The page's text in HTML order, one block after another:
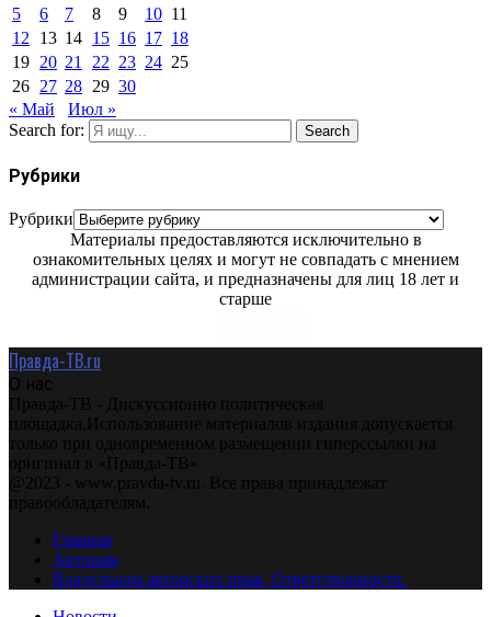
5
6 7 8 9 10 11
12
13 14 15 16 17 18
19 20 21 22 23 24 25
26 27 28 29 30
« Май
Июл »
Search for:
Search
Рубрики
Рубрики
Материалы предоставляются исключительно в
ознакомительных целях и могут не совпадать с мнением
администрации сайта, и предназначены для лиц 18 лет и
старше
Правда-ТВ.ru
О нас
Правда-ТВ - Дискуссионно политическая
площадка.Использование материалов издания допускается
только при одновременном размещении гиперссылки на
оригинал в «Правда-ТВ»
@2023 - www.pravda-tv.ru. Все права принадлежат
правообладателям.
Главная
Авторам
Владельцам авторских прав. Ответственности.